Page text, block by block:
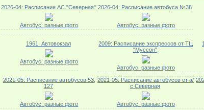
2026-04: Расписание АС "Северная"
Автобус: разные фото
2026-04: Расписание автобуса №38
Автобус: разные фото
1961: Автовокзал
Автобус: разные фото
2009: Расписание экспрессов от ТЦ
"Муссон"
Автобус: разные фото
2021-05: Расписание автобусов 53,
127
Автобус: разные фото
2021-05: Расписание автобусов от а/
с Северная
Автобус: разные фото